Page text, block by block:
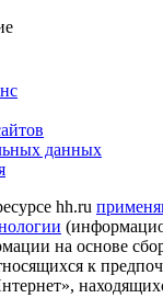
данных
hh.ru
на основе
к